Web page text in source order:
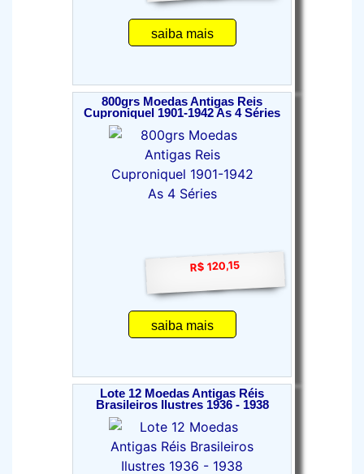
saiba mais
800grs Moedas Antigas Reis
Cuproniquel 1901-1942 As 4 Séries
R$ 120,15
saiba mais
Lote 12 Moedas Antigas Réis
Brasileiros Ilustres 1936 - 1938